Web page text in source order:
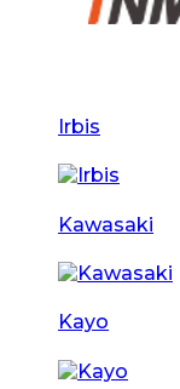
Irbis
Kawasaki
Kayo